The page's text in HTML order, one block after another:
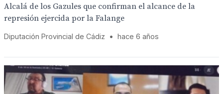
Alcalá de los Gazules que confirman el alcance de la
represión ejercida por la Falange
Diputación Provincial de Cádiz • hace 6 años